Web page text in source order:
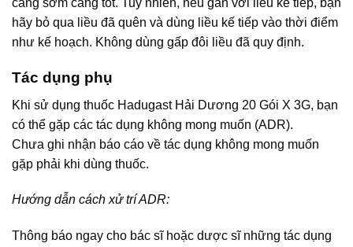
càng sớm càng tốt. Tuy nhiên, nếu gần với liều kế tiếp, bạn
hãy bỏ qua liều đã quên và dùng liều kế tiếp vào thời điểm
như kế hoạch. Không dùng gấp đôi liều đã quy định.
Tác dụng phụ
Khi sử dụng thuốc Hadugast Hải Dương 20 Gói X 3G, bạn
có thể gặp các tác dụng không mong muốn (ADR).
Chưa ghi nhận báo cáo về tác dụng không mong muốn
gặp phải khi dùng thuốc.
Hướng dẫn cách xử trí ADR:
Thông báo ngay cho bác sĩ hoặc dược sĩ những tác dụng